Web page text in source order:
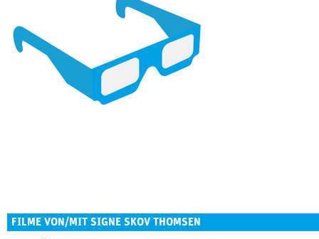
FILME VON/MIT SIGNE SKOV THOMSEN